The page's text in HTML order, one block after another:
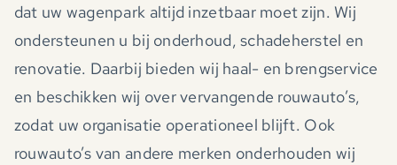
dat uw wagenpark altijd inzetbaar moet zijn. Wij
ondersteunen u bij onderhoud, schadeherstel en
renovatie. Daarbij bieden wij haal- en brengservice
en beschikken wij over vervangende rouwauto’s,
zodat uw organisatie operationeel blijft. Ook
rouwauto’s van andere merken onderhouden wij